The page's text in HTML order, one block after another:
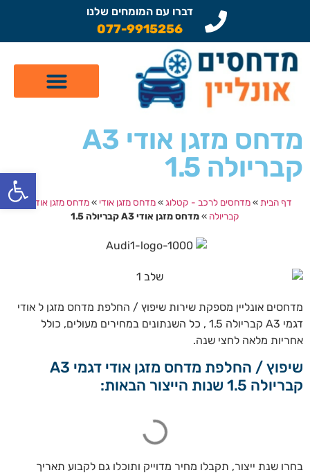
דברו עם המומחים שלנו
077-9915256
מדחס מזגן אודי A3
קבריולה 1.5
דף הבית »מדחסים לרכב - קטלוג »מדחס מזגן אודי »
מדחס מזגן אודי A3
קבריולה »מדחס מזגן אודי A3 קבריולה 1.5
מדחסים אונליין מספקת שירות שיפוץ / החלפת מדחס מזגן ל אודי
דגמי A3 קבריולה 1.5 , כל השנתונים במחירים מעולים, כולל
אחריות מלאה לחצי שנה.
שיפוץ / החלפת מדחס מזגן אודי דגמי A3
קבריולה 1.5 שנות הייצור הבאות:
בחרו שנת ייצור, תקבלו מחיר מדוייק ותוכלו גם לקבוע תאריך